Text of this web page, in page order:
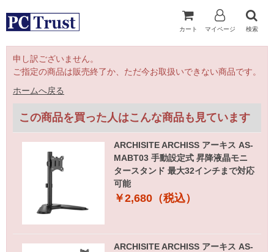
カート マイページ 検索
申し訳ございません。
ご指定の商品は販売終了か、ただ今お取扱いできない商品です。
ホームへ戻る
この商品を買った人はこんな商品も見ています
ARCHISITE ARCHISS アーキス AS-
MABT03 手動設定式 昇降液晶モニ
タースタンド 最大32インチまで対応
可能
￥2,680（税込）
ARCHISITE ARCHISS アーキス AS-